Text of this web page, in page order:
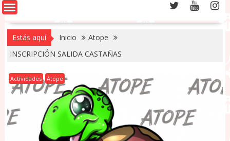
Estás aquí Inicio
Atope
INSCRIPCIÓN SALIDA CASTAÑAS
Actividades Atope